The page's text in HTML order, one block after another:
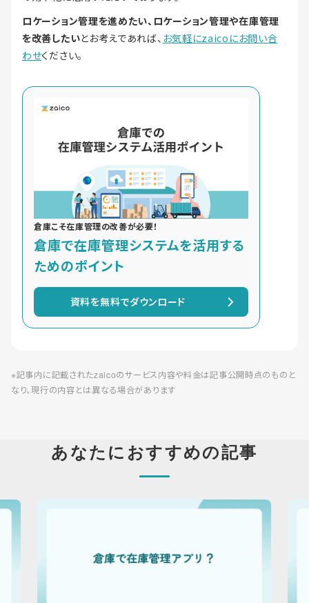
ロケーション管理を進めたい、ロケーション管理や在庫管理
を改善したいとお考えであれば、 お気軽にzaicoにお問い合
わせください。
倉庫こそ在庫管理の改善が必要！
倉庫で在庫管理システムを活用する
ためのポイント
資料を無料でダウンロード
※記事内に記載されたzaicoのサービス内容や料金は記事公開時点のものと
なり、現行の内容とは異なる場合があります
あなたにおすすめの記事